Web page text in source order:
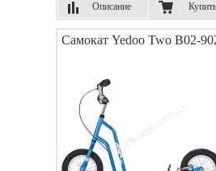
Описание
Купить
Самокат Yedoo Two B02-